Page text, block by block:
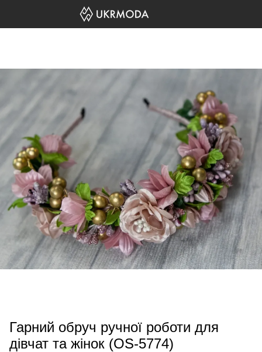
Гарний обруч ручної роботи для
дівчат та жінок (OS-5774)